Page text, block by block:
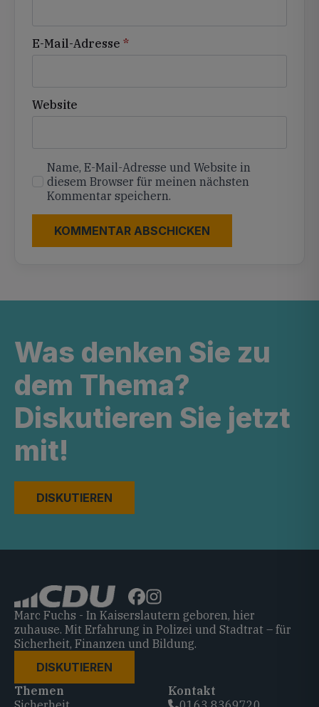
E-Mail-Adresse *
Website
Name, E-Mail-Adresse und Website in
diesem Browser für meinen nächsten
Kommentar speichern.
Was denken Sie zu
dem Thema?
Diskutieren Sie jetzt
mit!
DISKUTIEREN
Marc Fuchs - In Kaiserslautern geboren, hier
zuhause. Mit Erfahrung in Polizei und Stadtrat – für
Sicherheit, Finanzen und Bildung.
DISKUTIEREN
Themen
Kontakt